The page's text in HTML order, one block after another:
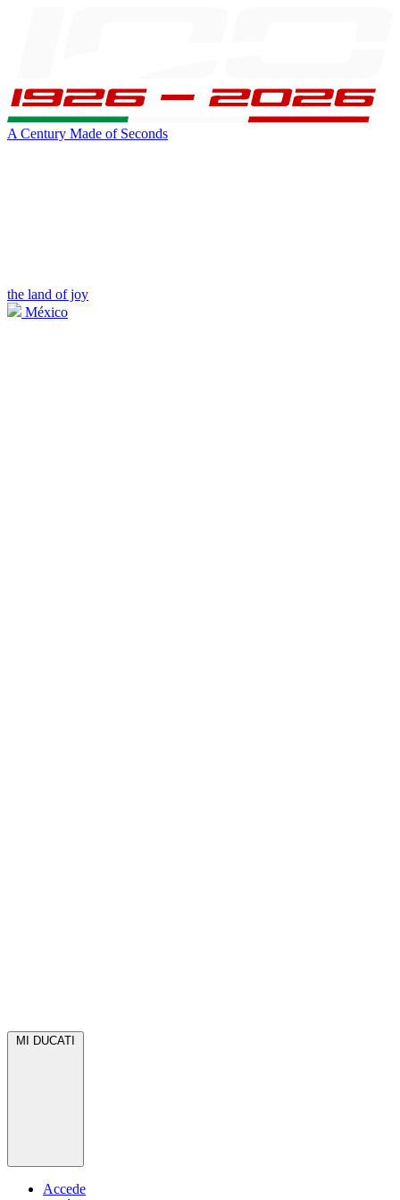
A Century Made of Seconds
the land of joy
México
MI DUCATI
Accede